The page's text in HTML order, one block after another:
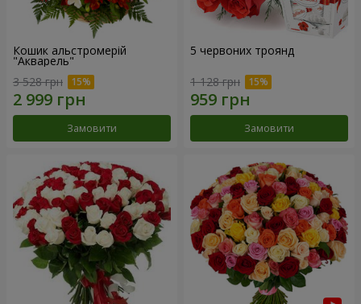
Кошик альстромерій
"Акварель"
3 528 грн
Замовити
5 червоних троянд
1 128 грн
Замовити